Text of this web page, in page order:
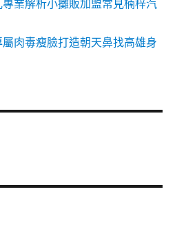
業解析小攤販加盟常見楠梓汽
肉毒瘦臉打造朝天鼻找高雄身